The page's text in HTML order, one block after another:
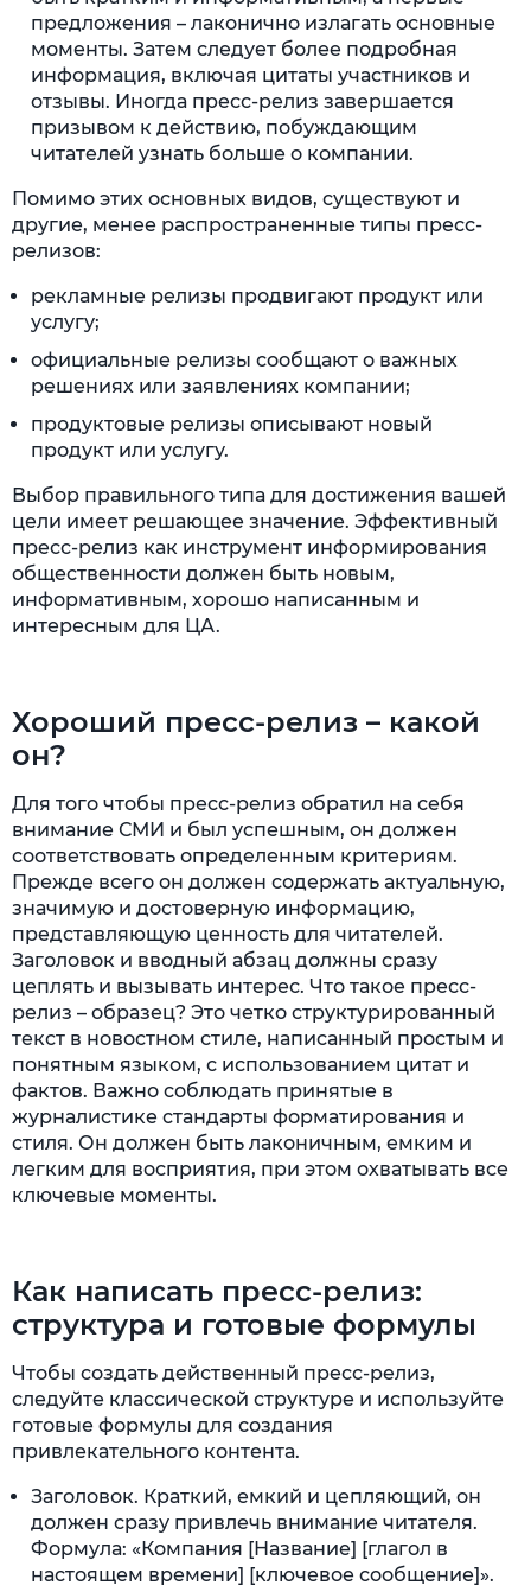
предложения – лаконично излагать основные
моменты. Затем следует более подробная
информация, включая цитаты участников и
отзывы. Иногда пресс-релиз завершается
призывом к действию, побуждающим
читателей узнать больше о компании.
Помимо этих основных видов, существуют и
другие, менее распространенные типы пресс-
релизов:
рекламные релизы продвигают продукт или
услугу;
официальные релизы сообщают о важных
решениях или заявлениях компании;
продуктовые релизы описывают новый
продукт или услугу.
Выбор правильного типа для достижения вашей
цели имеет решающее значение. Эффективный
пресс-релиз как инструмент информирования
общественности должен быть новым,
информативным, хорошо написанным и
интересным для ЦА.
Хороший пресс-релиз – какой
он?
Для того чтобы пресс-релиз обратил на себя
внимание СМИ и был успешным, он должен
соответствовать определенным критериям.
Прежде всего он должен содержать актуальную,
значимую и достоверную информацию,
представляющую ценность для читателей.
Заголовок и вводный абзац должны сразу
цеплять и вызывать интерес. Что такое пресс-
релиз – образец? Это четко структурированный
текст в новостном стиле, написанный простым и
понятным языком, с использованием цитат и
фактов. Важно соблюдать принятые в
журналистике стандарты форматирования и
стиля. Он должен быть лаконичным, емким и
легким для восприятия, при этом охватывать все
ключевые моменты.
Как написать пресс-релиз:
структура и готовые формулы
Чтобы создать действенный пресс-релиз,
следуйте классической структуре и используйте
готовые формулы для создания
привлекательного контента.
Заголовок. Краткий, емкий и цепляющий, он
должен сразу привлечь внимание читателя.
Формула: «Компания [Название] [глагол в
настоящем времени] [ключевое сообщение]».